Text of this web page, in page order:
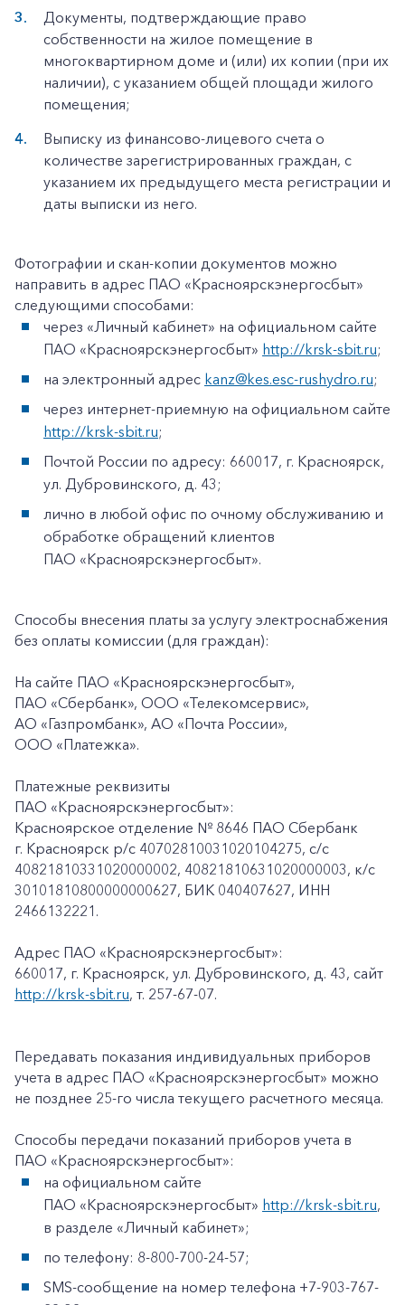
Документы, подтверждающие право
собственности на жилое помещение в
многоквартирном доме и (или) их копии (при их
наличии), с указанием общей площади жилого
помещения;
Выписку из финансово-лицевого счета о
количестве зарегистрированных граждан, с
указанием их предыдущего места регистрации и
даты выписки из него.
Фотографии и скан-копии документов можно
направить в адрес ПАО «Красноярскэнергосбыт»
следующими способами:
через «Личный кабинет» на официальном сайте
ПАО «Красноярскэнергосбыт» http://krsk-sbit.ru;
на электронный адрес kanz@kes.esc-rushydro.ru;
через интернет-приемную на официальном сайте
http://krsk-sbit.ru;
Почтой России по адресу: 660017, г. Красноярск,
ул. Дубровинского, д. 43;
лично в любой офис по очному обслуживанию и
обработке обращений клиентов
ПАО «Красноярскэнергосбыт».
Способы внесения платы за услугу электроснабжения
без оплаты комиссии (для граждан):
На сайте ПАО «Красноярскэнергосбыт»,
ПАО «Сбербанк», ООО «Телекомсервис»,
АО «Газпромбанк», АО «Почта России»,
ООО «Платежка».
Платежные реквизиты
ПАО «Красноярскэнергосбыт»:
Красноярское отделение № 8646 ПАО Сбербанк
г. Красноярск p/c 40702810031020104275, с/с
40821810331020000002, 40821810631020000003, к/c
30101810800000000627, БИК 040407627, ИНН
2466132221.
Адрес ПАО «Красноярскэнергосбыт»:
660017, г. Красноярск, ул. Дубровинского, д. 43, сайт
http://krsk-sbit.ru, т. 257-67-07.
Передавать показания индивидуальных приборов
учета в адрес ПАО «Красноярскэнергосбыт» можно
не позднее 25-го числа текущего расчетного месяца.
Способы передачи показаний приборов учета в
ПАО «Красноярскэнергосбыт»:
на официальном сайте
ПАО «Красноярскэнергосбыт» http://krsk-sbit.ru,
в разделе «Личный кабинет»;
по телефону: 8-800-700-24-57;
SMS-сообщение на номер телефона +7-903-767-